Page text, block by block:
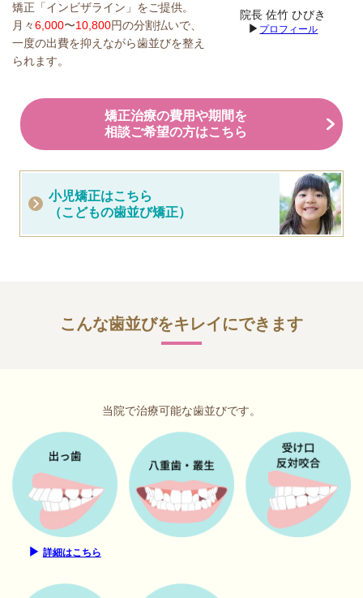
院長 佐竹 ひびき
▶ プロフィール
矯正「インビザライン」をご提供。
月々6,000〜10,800円の分割払いで、
一度の出費を抑えながら歯並びを整え
られます。
矯正治療の費用や期間を
相談ご希望の方はこちら
小児矯正はこちら
（こどもの歯並び矯正）
こんな歯並びをキレイにできます
当院で治療可能な歯並びです。
▶ 詳細はこちら